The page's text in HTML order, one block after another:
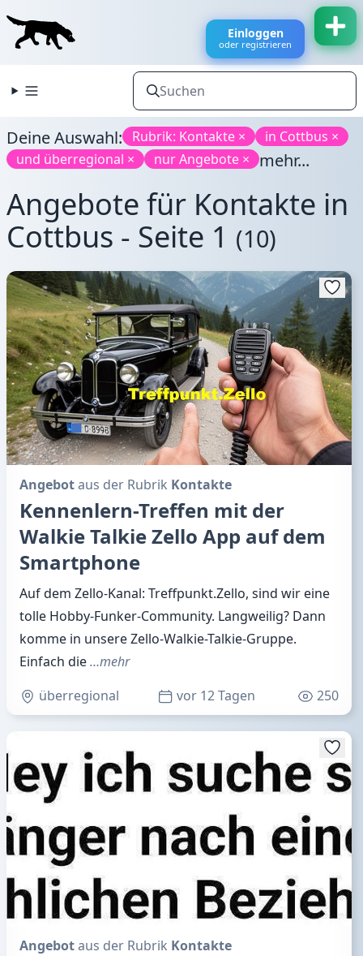
Einloggen
oder registrieren
Deine Auswahl: Rubrik: Kontakte ×
in Cottbus ×
und überregional ×
nur Angebote × mehr...
Angebote für Kontakte in
Cottbus - Seite 1 (10)
Angebotaus der Rubrik Kontakte
Kennenlern-Treffen mit der
Walkie Talkie Zello App auf dem
Smartphone
Auf dem Zello-Kanal: Treffpunkt.Zello, sind wir eine
tolle Hobby-Funker-Community. Langweilig? Dann
komme in unsere Zello-Walkie-Talkie-Gruppe.
Einfach die…mehr
überregional
vor 12 Tagen 250
Angebotaus der Rubrik Kontakte